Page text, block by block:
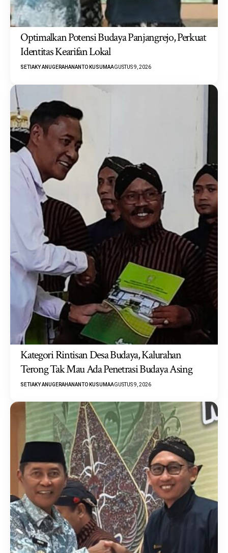
Optimalkan Potensi Budaya Panjangrejo, Perkuat
Identitas Kearifan Lokal
SETIAKY ANUGERAHANANTO KUSUMAAGUSTUS 9, 2026
Kategori Rintisan Desa Budaya, Kalurahan
Terong Tak Mau Ada Penetrasi Budaya Asing
SETIAKY ANUGERAHANANTO KUSUMAAGUSTUS 9, 2026